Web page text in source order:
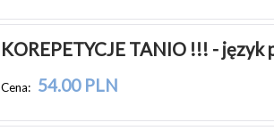
KOREPETYCJE TANIO !!! - język
Cena: 54.00 PLN